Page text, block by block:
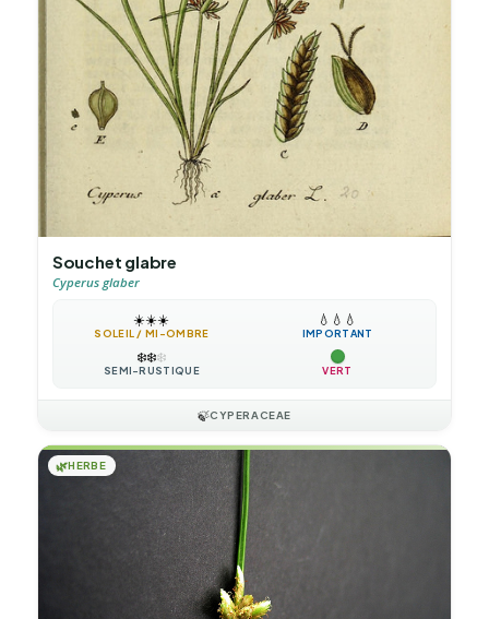
Souchet glabre
Cyperus glaber
☀️☀️☀️
SOLEIL / MI-OMBRE
💧 💧 💧
IMPORTANT
❄️❄️❄️
SEMI-RUSTIQUE VERT
🍃CYPERACEAE
🌿HERBE